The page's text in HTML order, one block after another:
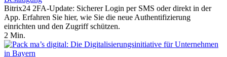
Bitrix24 2FA-Update: Sicherer Login per SMS oder direkt in der
App. Erfahren Sie hier, wie Sie die neue Authentifizierung
einrichten und den Zugriff schützen.
2 Min.